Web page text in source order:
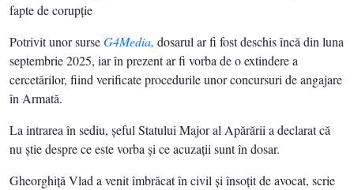
fapte de corupţie
Potrivit unor surseG4Media, dosarul ar fi fost deschis încă din luna
septembrie 2025, iar în prezent ar fi vorba de o extindere a
cercetărilor, fiind verificate procedurile unor concursuri de angajare
în Armată.
La intrarea în sediu, şeful Statului Major al Apărării a declarat că
nu ştie despre ce este vorba şi ce acuzaţii sunt în dosar.
Gheorghiţă Vlad a venit îmbrăcat în civil şi însoţit de avocat, scrie